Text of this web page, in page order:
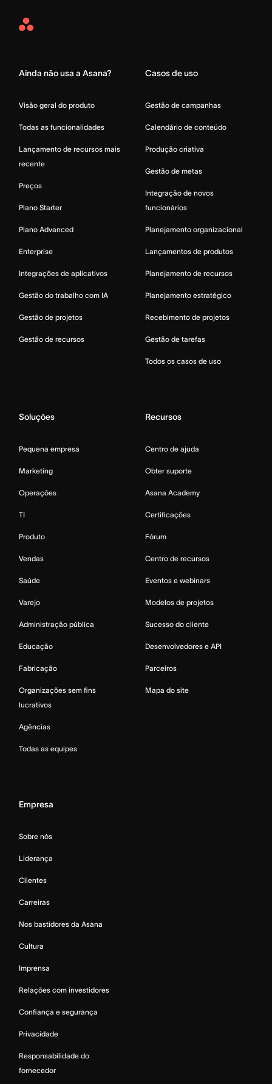
Asana
Ainda não usa a Asana?
Visão geral do produto
Todas as funcionalidades
Lançamento de recursos mais
recente
Preços
Plano Starter
Plano Advanced
Enterprise
Integrações de aplicativos
Gestão do trabalho com IA
Gestão de projetos
Gestão de recursos
Casos de uso
Gestão de campanhas
Calendário de conteúdo
Produção criativa
Gestão de metas
Integração de novos
funcionários
Planejamento organizacional
Lançamentos de produtos
Planejamento de recursos
Planejamento estratégico
Recebimento de projetos
Gestão de tarefas
Todos os casos de uso
Soluções
Pequena empresa
Marketing
Operações
TI
Produto
Vendas
Saúde
Varejo
Administração pública
Educação
Fabricação
Organizações sem fins
lucrativos
Agências
Todas as equipes
Recursos
Centro de ajuda
Obter suporte
Asana Academy
Certificações
Fórum
Centro de recursos
Eventos e webinars
Modelos de projetos
Sucesso do cliente
Desenvolvedores e API
Parceiros
Mapa do site
Empresa
Sobre nós
Liderança
Clientes
Carreiras
Nos bastidores da Asana
Cultura
Imprensa
Relações com investidores
Confiança e segurança
Privacidade
Responsabilidade do
fornecedor